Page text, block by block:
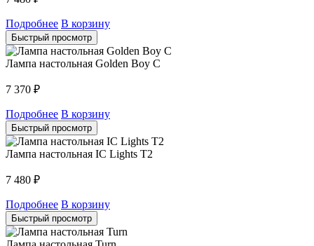
Подробнее В корзину
Быстрый просмотр
Лампа настольная Golden Boy C
7 370 ₽
Подробнее В корзину
Быстрый просмотр
Лампа настольная IC Lights T2
7 480 ₽
Подробнее В корзину
Быстрый просмотр